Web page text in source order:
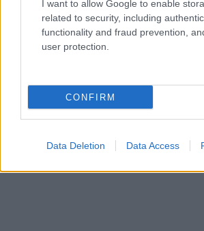
I want to allow Google to enable
related to security, including
functionality and fraud prevention,
user protection.
CONFIRM
Data Deletion Data Access